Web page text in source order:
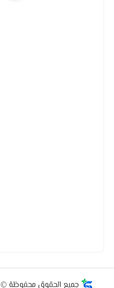
جميع الحقوق محفوظة ©